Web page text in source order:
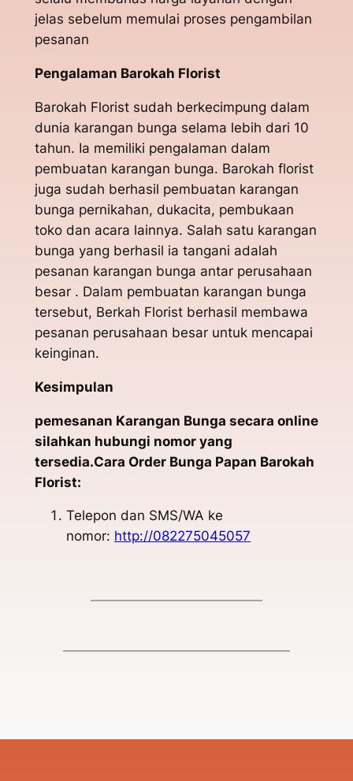
jelas sebelum memulai proses pengambilan
pesanan
Pengalaman Barokah Florist
Barokah Florist sudah berkecimpung dalam
dunia karangan bunga selama lebih dari 10
tahun. Ia memiliki pengalaman dalam
pembuatan karangan bunga. Barokah florist
juga sudah berhasil pembuatan karangan
bunga pernikahan, dukacita, pembukaan
toko dan acara lainnya. Salah satu karangan
bunga yang berhasil ia tangani adalah
pesanan karangan bunga antar perusahaan
besar . Dalam pembuatan karangan bunga
tersebut, Berkah Florist berhasil membawa
pesanan perusahaan besar untuk mencapai
keinginan.
Kesimpulan
pemesanan Karangan Bunga secara online
silahkan hubungi nomor yang
tersedia.Cara Order Bunga Papan Barokah
Florist:
Telepon dan SMS/WA ke
nomor: http://082275045057